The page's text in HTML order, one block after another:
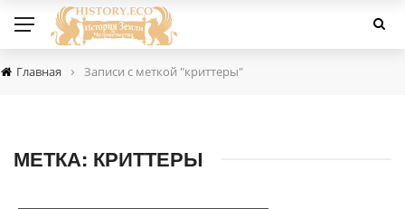
Главная › Записи с меткой "криттеры"
МЕТКА: КРИТТЕРЫ